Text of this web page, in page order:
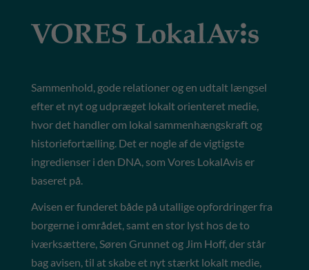
Sammenhold, gode relationer og en udtalt længsel
efter et nyt og udpræget lokalt orienteret medie,
hvor det handler om lokal sammenhængskraft og
historiefortælling. Det er nogle af de vigtigste
ingredienser i den DNA, som Vores LokalAvis er
baseret på.
Avisen er funderet både på utallige opfordringer fra
borgerne i området, samt en stor lyst hos de to
iværksættere, Søren Grunnet og Jim Hoff, der står
bag avisen, til at skabe et nyt stærkt lokalt medie,